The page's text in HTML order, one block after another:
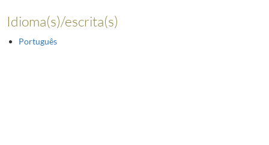
Idioma(s)/escrita(s)
Português